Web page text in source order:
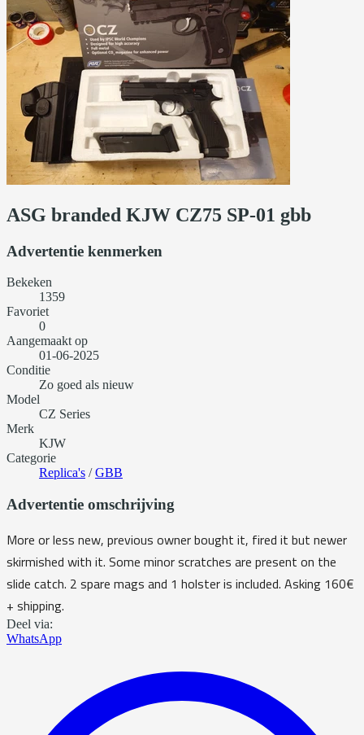
ASG branded KJW CZ75 SP-01 gbb
Advertentie kenmerken
Bekeken
1359
Favoriet
0
Aangemaakt op
01-06-2025
Conditie
Zo goed als nieuw
Model
CZ Series
Merk
KJW
Categorie
Replica's /GBB
Advertentie omschrijving
More or less new, previous owner bought it, fired it but newer
skirmished with it. Some minor scratches are present on the
slide catch. 2 spare mags and 1 holster is included. Asking 160€
+ shipping.
Deel via:
WhatsApp